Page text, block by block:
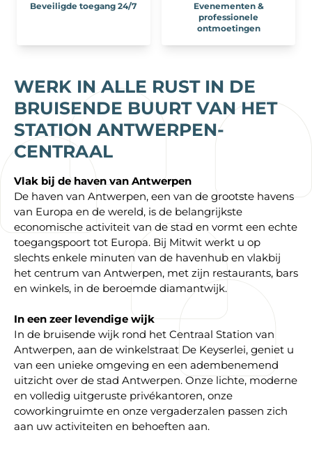
Beveiligde toegang 24/7
Evenementen &
professionele
ontmoetingen
WERK IN ALLE RUST IN DE
BRUISENDE BUURT VAN HET
STATION ANTWERPEN-
CENTRAAL
Vlak bij de haven van Antwerpen
De haven van Antwerpen, een van de grootste havens
van Europa en de wereld, is de belangrijkste
economische activiteit van de stad en vormt een echte
toegangspoort tot Europa. Bij Mitwit werkt u op
slechts enkele minuten van de havenhub en vlakbij
het centrum van Antwerpen, met zijn restaurants, bars
en winkels, in de beroemde diamantwijk.
In een zeer levendige wijk
In de bruisende wijk rond het Centraal Station van
Antwerpen, aan de winkelstraat De Keyserlei, geniet u
van een unieke omgeving en een adembenemend
uitzicht over de stad Antwerpen. Onze lichte, moderne
en volledig uitgeruste privékantoren, onze
coworkingruimte en onze vergaderzalen passen zich
aan uw activiteiten en behoeften aan.